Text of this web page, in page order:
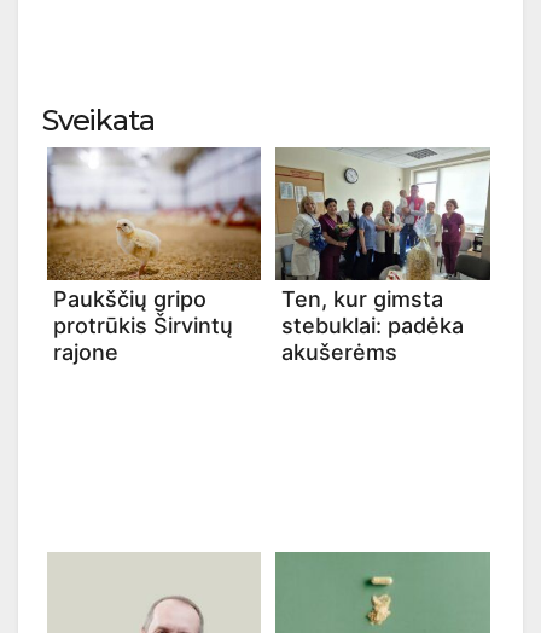
Sveikata
Paukščių gripo
protrūkis Širvintų
rajone
Ten, kur gimsta
stebuklai: padėka
akušerėms